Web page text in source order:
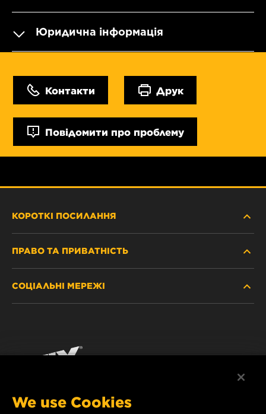
Юридична інформація
Контакти Друк
Повідомити про проблему
КОРОТКІ ПОСИЛАННЯ
ПРАВО ТА ПРИВАТНІСТЬ
ЗАХИСТ ПЕРСОНАЛЬНИХ ДАНИХ
РЕКВІЗИТИ
СОЦІАЛЬНІ МЕРЕЖІ
We use Cookies